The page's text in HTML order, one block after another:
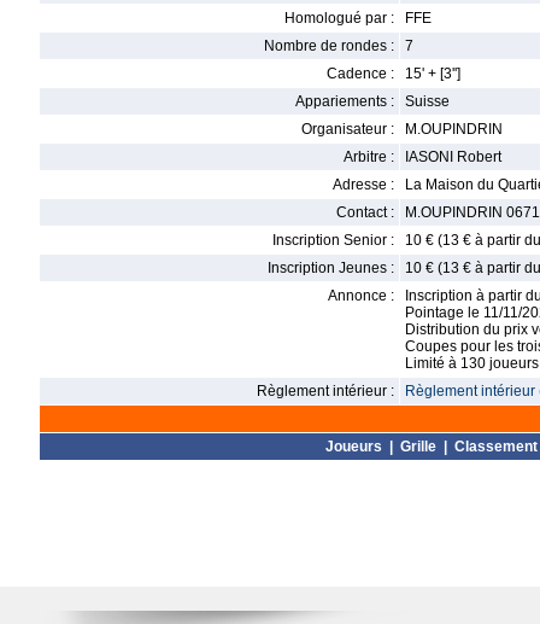
Homologué par :
FFE
Nombre de rondes :
7
Cadence :
15' + [3'']
Appariements :
Suisse
Organisateur :
M.OUPINDRIN
Arbitre :
IASONI Robert
Adresse :
La Maison du
Contact :
M.OUPINDRIN
Inscription Senior :
10 € (13 € à partir
Inscription Jeunes :
10 € (13 € à partir
Annonce :
Inscription à partir
Pointage le 11/11/
Distribution du prix
Coupes pour les
Limité à 130
Règlement intérieur :
Règlement intérieur
Joueurs Grille Classement